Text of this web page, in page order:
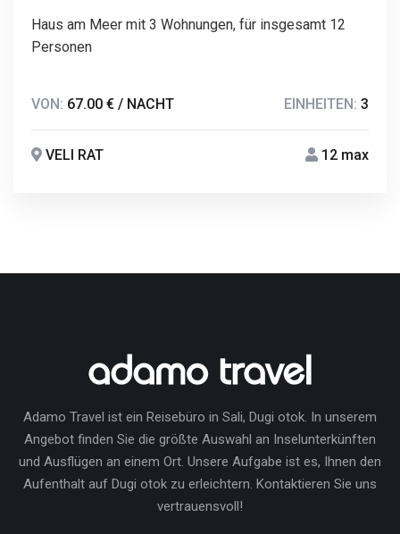
Haus am Meer mit 3 Wohnungen, für insgesamt 12
Personen
VON: 67.00 € / NACHT EINHEITEN: 3
VELI RAT 12 max
Adamo Travel ist ein Reisebüro in Sali, Dugi otok. In unserem
Angebot finden Sie die größte Auswahl an Inselunterkünften
und Ausflügen an einem Ort. Unsere Aufgabe ist es, Ihnen den
Aufenthalt auf Dugi otok zu erleichtern. Kontaktieren Sie uns
vertrauensvoll!